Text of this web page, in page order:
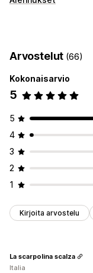
Lisämyynti
Porrastetut palkinnot
Automaattiset
Maksutapojen
Monikielisyys
Kassa-alennukset
Alennusten hallinnointi
Mukautettu koodi
Arvostelut (66)
Kokonaisarvio
5
5
4
3
2
1
Kirjoita arvostelu
La scarpolina scalza
Italia